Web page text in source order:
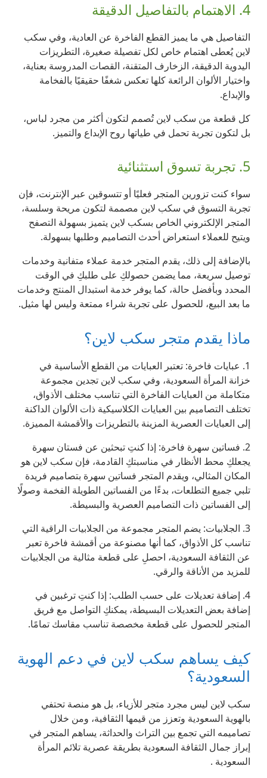
4. الاهتمام بالتفاصيل الدقيقة
التفاصيل هي ما يميز القطع الفاخرة عن العادية، وفي سكب
لاين يُعطى اهتمام خاص لكل تفصيلة صغيرة، التطريزات
اليدوية الدقيقة، الزخارف المتقنة، القصات المدروسة بعناية،
واختيار الألوان الرائعة كلها تعكس شغفًا حقيقيًا بالفخامة
والإبداع.
كل قطعة من سكب لاين تُصمم لتكون أكثر من مجرد لباس،
بل لتكون تجربة تحمل في طياتها روح الإبداع والتميز.
5. تجربة تسوق استثنائية
سواء كنت تزورين المتجر فعليًا أو تتسوقين عبر الإنترنت، فإن
تجربة التسوق في سكب لاين مصممة لتكون مريحة وسلسة،
المتجر الإلكتروني الخاص بسكب لاين يتميز بسهولة التصفح
ويتيح للعملاء استعراض أحدث التصاميم وطلبها بسهولة.
بالإضافة إلى ذلك، يقدم المتجر خدمة عملاء متفانية وخدمات
توصيل سريعة، مما يضمن حصولكِ على طلبكِ في الوقت
المحدد وبأفضل حالة، كما يوفر خدمة استبدال المنتج وخدمات
ما بعد البيع، للحصول على تجربة شراء ممتعة وليس لها مثيل.
ماذا يقدم متجر سكب لاين؟
1. عبايات فاخرة: تعتبر العبايات من القطع الأساسية في
خزانة المرأة السعودية، وفي سكب لاين تجدين مجموعة
متكاملة من العبايات الفاخرة التي تناسب مختلف الأذواق،
تختلف التصاميم بين العبايات الكلاسيكية ذات الألوان الداكنة
إلى العبايات العصرية المزينة بالتطريزات والأقمشة المميزة.
2. فساتين سهرة فاخرة: إذا كنتِ تبحثين عن فستان سهرة
يجعلكِ محط الأنظار في مناسبتكِ القادمة، فإن سكب لاين هو
المكان المثالي، ويقدم المتجر فساتين سهرة بتصاميم فريدة
تلبي جميع التطلعات، بدءًا من الفساتين الطويلة الفخمة وصولًا
إلى الفساتين ذات التصاميم العصرية والبسيطة.
3. الجلابيات: يضم المتجر مجموعة من الجلابيات الراقية التي
تناسب كل الأذواق، كما أنها مصنوعة من أقمشة فاخرة تعبر
عن الثقافة السعودية، احصلِ على قطعة مثالية من الجلابيات
للمزيد من الأناقة والرقي.
4. إضافة تعديلات على حسب الطلب: إذا كنتِ ترغبين في
إضافة بعض التعديلات البسيطة، يمكنكِ التواصل مع فريق
المتجر للحصول على قطعة مخصصة تناسب مقاسك تمامًا.
كيف يساهم سكب لاين في دعم الهوية
السعودية؟
سكب لاين ليس مجرد متجر للأزياء، بل هو منصة تحتفي
بالهوية السعودية وتعزز من قيمها الثقافية، ومن خلال
تصاميمه التي تجمع بين التراث والحداثة، يساهم المتجر في
إبراز جمال الثقافة السعودية بطريقة عصرية تلائم المرأة
السعودية .